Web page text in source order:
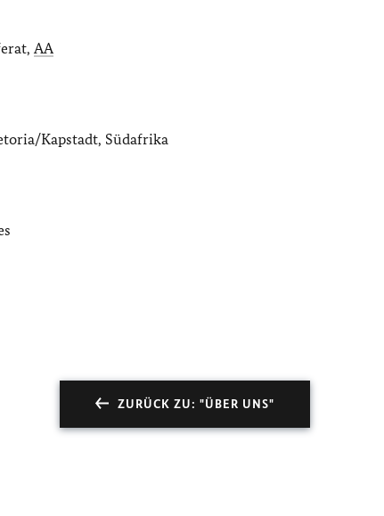
AA
Kapstadt, Südafrika
ZURÜCK ZU: "ÜBER UNS"